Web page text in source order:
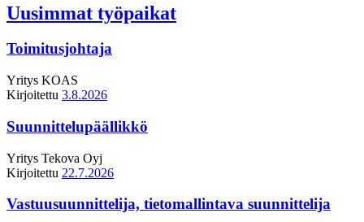
Uusimmat työpaikat
Toimitusjohtaja
Yritys KOAS
Kirjoitettu 3.8.2026
Suunnittelupäällikkö
Yritys Tekova Oyj
Kirjoitettu 22.7.2026
Vastuusuunnittelija, tietomallintava suunnittelija